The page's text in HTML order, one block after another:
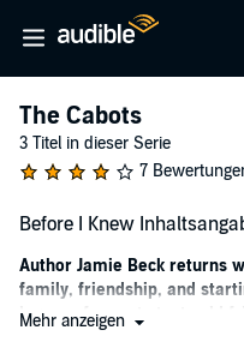
The Cabots
3 Titel in dieser Serie
7
Before I Knew
Author Jamie Beck returns
family, friendship, and
legacy of secrets tests old
Mehr anzeigen